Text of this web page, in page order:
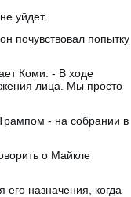
уйдет.
почувствовал попытку
Коми. - В ходе
лица. Мы просто
- на собрании в
о Майкле
его назначения, когда